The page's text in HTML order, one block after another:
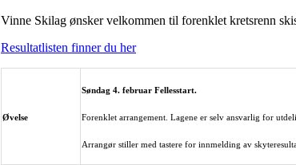
Vinne Skilag ønsker velkommen til forenklet kretsrenn
Resultatlisten finner du her
Øvelse
Søndag 4. februar Fellesstart.
Forenklet arrangement. Lagene er selv ansvarlig for
Arrangør stiller med tastere for innmelding av